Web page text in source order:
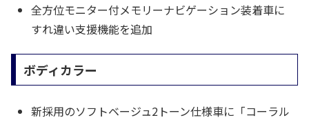
全方位モニター付メモリーナビゲーション装着車に
すれ違い支援機能を追加
ボディカラー
新採用のソフトベージュ2トーン仕様車に「コーラル